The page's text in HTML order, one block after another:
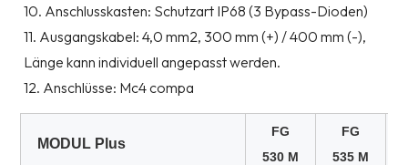
10. Anschlusskasten: Schutzart IP68 (3 Bypass-Dioden)
11. Ausgangskabel: 4,0 mm2, 300 mm (+) / 400 mm (-),
Länge kann individuell angepasst werden.
12. Anschlüsse: Mc4 compa
MODUL Plus
FG
530 M
FG
535 M